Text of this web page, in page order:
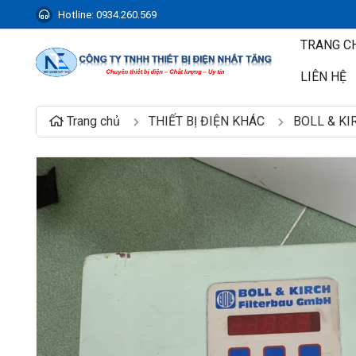
Hotline: 0934.260.569
TRANG
LIÊN HỆ
Trang chủ THIẾT BỊ ĐIỆN KHÁC BOLL &